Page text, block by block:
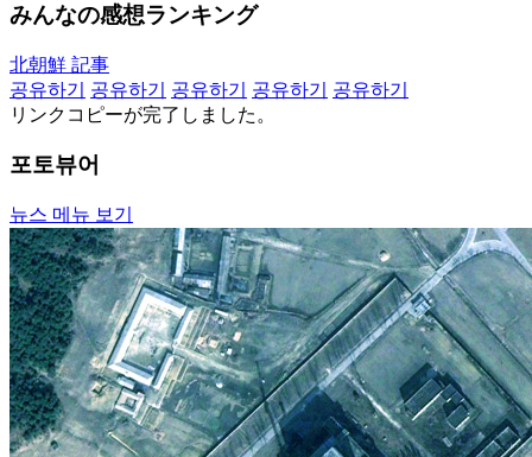
みんなの感想ランキング
北朝鮮 記事
공유하기
공유하기 공유하기 공유하기
공유하기
リンクコピーが完了しました。
포토뷰어
뉴스 메뉴 보기